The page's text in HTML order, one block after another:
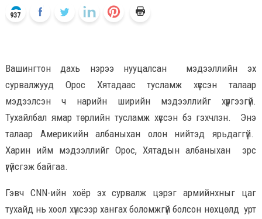
937
Вашингтон дахь нэрээ нууцалсан мэдээллийн эх
сурвалжууд Орос Хятадаас тусламж хүссэн талаар
мэдээлсэн ч нарийн ширийн мэдээллийг хүргээгүй.
Тухайлбал ямар төрлийн тусламж хүссэн бэ гэхчлэн. Энэ
талаар Америкийн албаныхан олон нийтэд ярьдаггүй.
Харин ийм мэдээллийг Орос, Хятадын албаныхан эрс
үгүйсгэж байгаа.
Гэвч CNN-ийн хоёр эх сурвалж цэрэг армийнхныг цаг
тухайд нь хоол хүнсээр хангах боломжгүй болсон нөхцөлд урт